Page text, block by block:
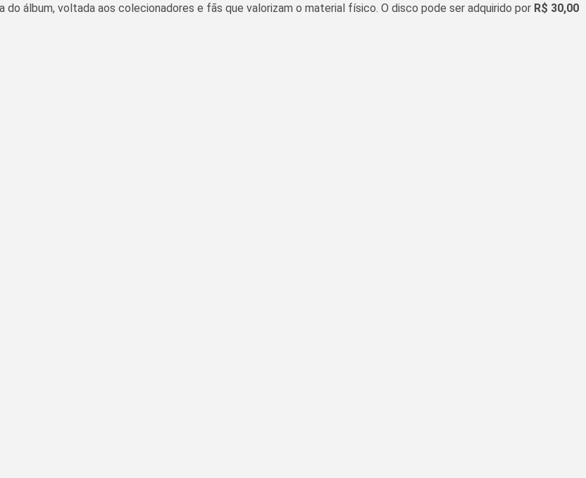
álbum, voltada aos colecionadores e fãs que valorizam o material físico. O disco pode ser adquirido por R$ 30,00